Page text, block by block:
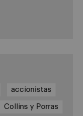
accionistas
Collins y Porras